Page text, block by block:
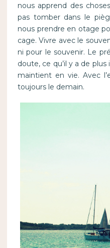
nous apprend des
pas tomber dans le
nous prendre en otage
cage. Vivre avec le
ni pour le souvenir. Le
doute, ce qu’il y a de
maintient en vie. Avec
toujours le demain.